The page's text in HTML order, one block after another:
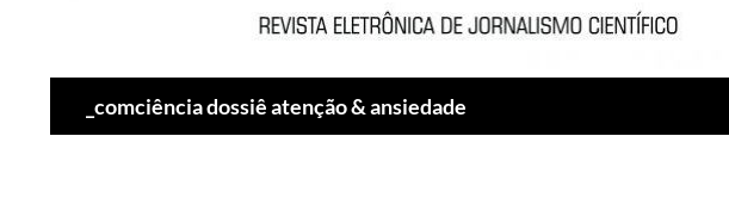
_comciência dossiê atenção & ansiedade